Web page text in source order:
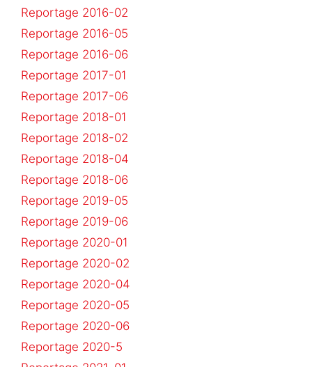
Reportage 2016-02
Reportage 2016-05
Reportage 2016-06
Reportage 2017-01
Reportage 2017-06
Reportage 2018-01
Reportage 2018-02
Reportage 2018-04
Reportage 2018-06
Reportage 2019-05
Reportage 2019-06
Reportage 2020-01
Reportage 2020-02
Reportage 2020-04
Reportage 2020-05
Reportage 2020-06
Reportage 2020-5